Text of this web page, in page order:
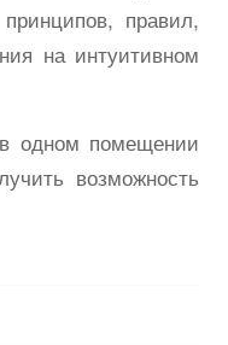
правил,
на интуитивном
одном помещении
возможность